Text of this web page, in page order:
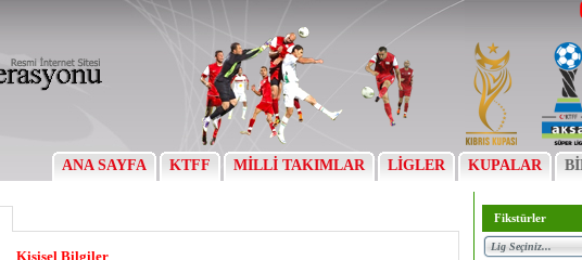
ANA SAYFA KTFF MİLLİ TAKIMLAR LİGLER KUPALAR
Kişisel Bilgiler
Fikstürler